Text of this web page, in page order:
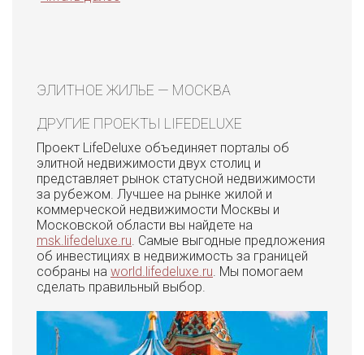
ЭЛИТНОЕ ЖИЛЬЕ — МОСКВА
ДРУГИЕ ПРОЕКТЫ LIFEDELUXE
Проект LifeDeluxe объединяет порталы об
элитной недвижимости двух столиц и
представляет рынок статусной недвижимости
за рубежом. Лучшее на рынке жилой и
коммерческой недвижимости Москвы и
Московской области вы найдете на
msk.lifedeluxe.ru. Самые выгодные предложения
об инвестициях в недвижимость за границей
собраны на world.lifedeluxe.ru. Мы помогаем
сделать правильный выбор.